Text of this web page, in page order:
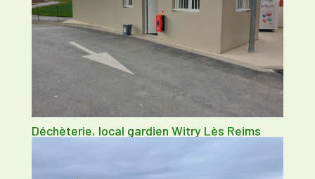
Déchèterie, local gardien Witry Lès Reims